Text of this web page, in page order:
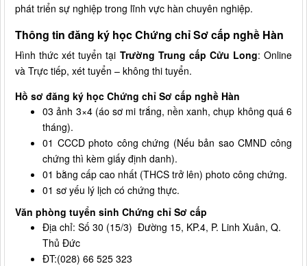
phát triển sự nghiệp trong lĩnh vực hàn chuyên nghiệp.
Thông tin đăng ký học Chứng chỉ Sơ cấp nghề Hàn
Hình thức xét tuyển tại Trường Trung cấp Cửu Long: Online
và Trực tiếp, xét tuyển – không thi tuyển.
Hồ sơ đăng ký học Chứng chỉ Sơ cấp nghề Hàn
03 ảnh 3×4 (áo sơ mi trắng, nền xanh, chụp không quá 6
tháng).
01 CCCD photo công chứng (Nếu bản sao CMND công
chứng thì kèm giấy định danh).
01 bằng cấp cao nhất (THCS trở lên) photo công chứng.
01 sơ yếu lý lịch có chứng thực.
Văn phòng tuyển sinh Chứng chỉ Sơ cấp
Địa chỉ: Số 30 (15/3) Đường 15, KP.4, P. Linh Xuân, Q.
Thủ Đức
ĐT:(028) 66 525 323